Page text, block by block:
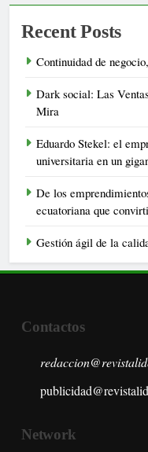
Recent Posts
Continuidad de
Dark social: Las
Mira
Eduardo Stekel: el
universitaria en un
De los
ecuatoriana que
Gestión ágil de la
Contactos
Network